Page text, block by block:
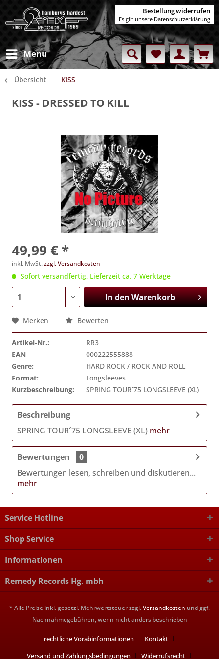
Menü
Übersicht KISS
KISS - DRESSED TO KILL
49,99 € *
inkl. MwSt.zzgl. Versandkosten
Sofort versandfertig, Lieferzeit ca. 7 Werktage
In denWarenkorb
Merken Bewerten
Artikel-Nr.:
RR3
EAN
000222555888
Genre:
HARD ROCK / ROCK AND ROLL
Format:
Longsleeves
Kurzbeschreibung:
SPRING TOUR´75 LONGSLEEVE (XL)
Beschreibung
SPRING TOUR´75 LONGSLEEVE (XL) mehr
Bewertungen
0
Bewertungen lesen, schreiben und diskutieren...
mehr
Service Hotline
Shop Service
Informationen
Remedy Records Hg. mbh
* Alle Preise inkl. gesetzl. Mehrwertsteuer zzgl.Versandkosten und ggf.
Nachnahmegebühren, wenn nicht anders beschrieben
rechtliche Vorabinformationen
Kontakt
Versand und Zahlungsbedingungen
Widerrufsrecht
Bestellung widerrufen
Es gilt unsere Datenschutzerklärung